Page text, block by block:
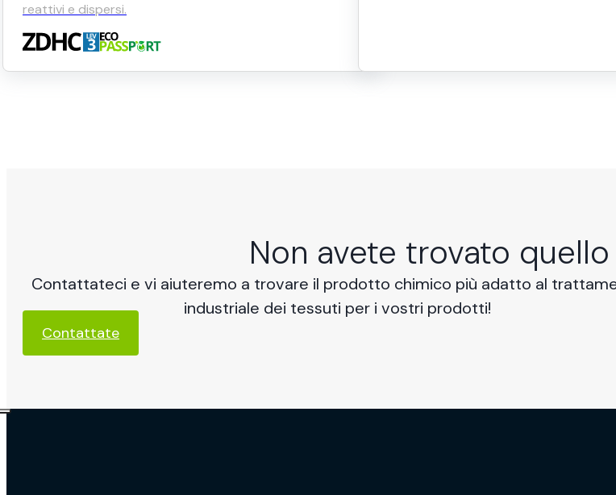
reattivi e dispersi.
Non avete trovato
Contattateci e vi aiuteremo a trovare il prodotto chimico più adatto al
industriale dei tessuti per i vostri prodotti!
Contattate